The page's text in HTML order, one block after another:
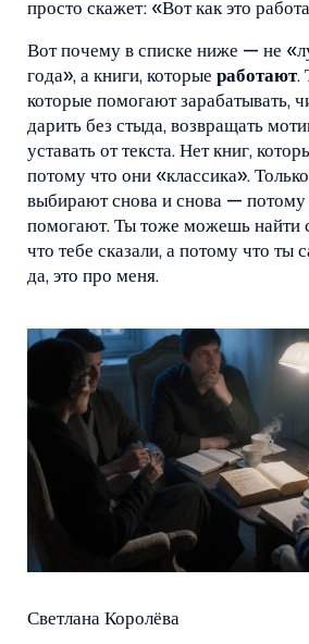
просто скажет: «Вот как это
Вот почему в списке ниже — не
года», а книги, которые работают.
которые помогают зарабатывать,
дарить без стыда, возвращать
уставать от текста. Нет книг,
потому что они «классика».
выбирают снова и снова —
помогают. Ты тоже можешь найти
что тебе сказали, а потому что ты
да, это про меня.
Светлана Королёва